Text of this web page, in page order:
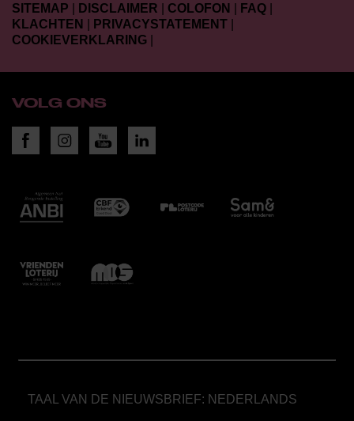
SITEMAP
DISCLAIMER COLOFON FAQ
KLACHTEN
PRIVACYSTATEMENT
COOKIEVERKLARING
VOLG ONS
TAAL VAN DE NIEUWSBRIEF: NEDERLANDS